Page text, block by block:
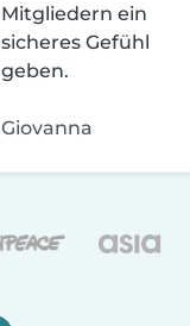
Mitgliedern ein
sicheres Gefühl
geben.
Giovanna